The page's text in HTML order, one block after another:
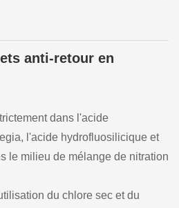
anti-retour en
dans l'acide
l'acide hydrofluosilicique et
le milieu de mélange de nitration
du chlore sec et du